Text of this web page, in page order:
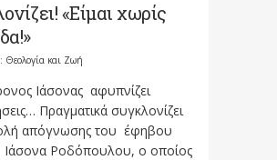
«Είμαι χωρίς
Θεολογία και Ζωή
Ιάσονας αφυπνίζει
Πραγματικά συγκλονίζει
απόγνωσης του έφηβου
Ιάσονα Ροδόπουλου, ο οποίος